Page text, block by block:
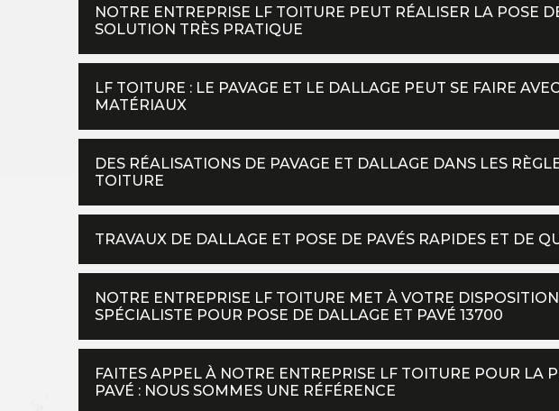
NOTRE ENTREPRISE LF TOITURE PEUT RÉALISER LA POSE
SOLUTION TRÈS PRATIQUE
LF TOITURE : LE PAVAGE ET LE DALLAGE PEUT SE FAIRE
MATÉRIAUX
DES RÉALISATIONS DE PAVAGE ET DALLAGE DANS LES
TOITURE
TRAVAUX DE DALLAGE ET POSE DE PAVÉS RAPIDES ET DE
NOTRE ENTREPRISE LF TOITURE MET À VOTRE
SPÉCIALISTE POUR POSE DE DALLAGE ET PAVÉ 13700
FAITES APPEL À NOTRE ENTREPRISE LF TOITURE POUR LA
PAVÉ : NOUS SOMMES UNE RÉFÉRENCE